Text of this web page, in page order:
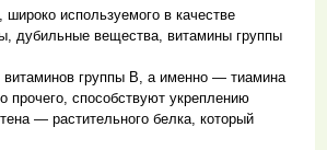
используемого в качестве
дубильные вещества, витамины группы
группы В, а именно — тиамина
способствуют укреплению
— растительного белка, который